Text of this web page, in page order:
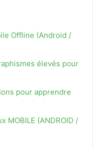
Offline (Android /
élevés pour
pour apprendre
MOBILE (ANDROID /